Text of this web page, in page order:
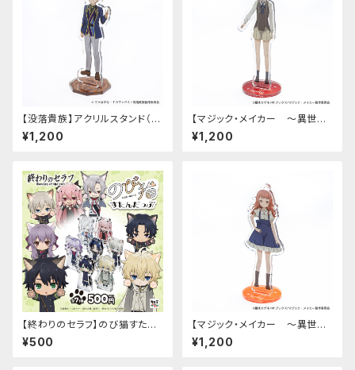
【没落貴族】アクリルスタンド（リ
アム）
¥1,200
【マジック・メイカー ～異世界
魔法の作り方～】アクリルスタン
ド（シオン）
¥1,200
【終わりのセラフ】のび猫すたん
だっぷ
¥500
【マジック・メイカー ～異世界
魔法の作り方～】アクリルスタン
ド（マリー）
¥1,200